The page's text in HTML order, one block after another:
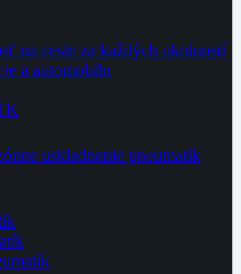
na ceste za každých okolností
a automobilu
uskladnenie pneumatík